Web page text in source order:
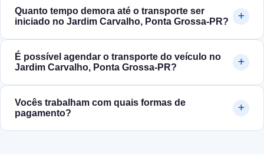
Quanto tempo demora até o transporte ser
iniciado no Jardim Carvalho, Ponta Grossa‑PR?
É possível agendar o transporte do veículo no
Jardim Carvalho, Ponta Grossa‑PR?
Vocês trabalham com quais formas de
pagamento?